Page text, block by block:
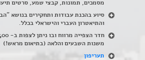
מסמכים, תמונות, קבצי שמע, סרטים
סיוע בהכנת עבודות ותחקירים בנושא
והתיאטרון העברי והישראלי בכלל.
משנות השבעים והלאה (בתיאום מראש!)
תעריפון